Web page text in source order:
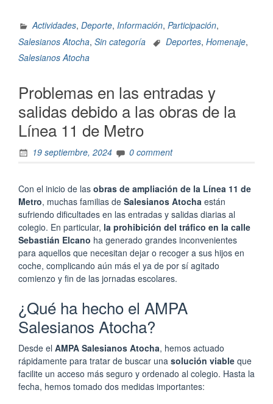
Actividades, Deporte, Información, Participación,
Salesianos Atocha, Sin categoría Deportes, Homenaje,
Salesianos Atocha
Problemas en las entradas y
salidas debido a las obras de la
Línea 11 de Metro
19 septiembre, 2024 0 comment
Con el inicio de las obras de ampliación de la Línea 11 de
Metro, muchas familias de Salesianos Atocha están
sufriendo dificultades en las entradas y salidas diarias al
colegio. En particular, la prohibición del tráfico en la calle
Sebastián Elcano ha generado grandes inconvenientes
para aquellos que necesitan dejar o recoger a sus hijos en
coche, complicando aún más el ya de por sí agitado
comienzo y fin de las jornadas escolares.
¿Qué ha hecho el AMPA
Salesianos Atocha?
Desde el AMPA Salesianos Atocha, hemos actuado
rápidamente para tratar de buscar una solución viable que
facilite un acceso más seguro y ordenado al colegio. Hasta la
fecha, hemos tomado dos medidas importantes: